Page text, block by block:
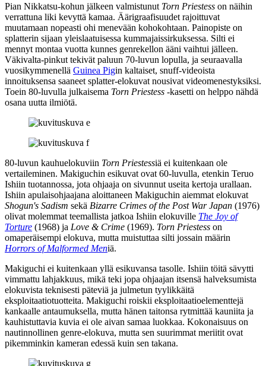
Pian Nikkatsu-kohun jälkeen valmistunut Torn Priestess on näihin
verrattuna liki kevyttä kamaa. Äärigraafisuudet rajoittuvat
muutamaan nopeasti ohi menevään kohokohtaan. Painopiste on
splatterin sijaan yleislaatuisessa kummajaissirkuksessa. Silti ei
mennyt montaa vuotta kunnes genrekellon ääni vaihtui jälleen.
Väkivalta-pinkut tekivät paluun 70‑luvun lopulla, ja seuraavalla
vuosikymmenellä Guinea Pigin kaltaiset, snuff-videoista
innoituksensa saaneet splatter-elokuvat nousivat videomenestyksiksi.
Toein 80‑luvulla julkaisema Torn Priestess ‑kasetti on helppo nähdä
osana uutta ilmiötä.
80‑luvun kauhuelokuviin Torn Priestessiä ei kuitenkaan ole
vertaileminen. Makiguchin esikuvat ovat 60‑luvulla, etenkin Teruo
Ishiin tuotannossa, jota ohjaaja on sivunnut useita kertoja urallaan.
Ishiin apulaisohjaajana aloittaneen Makiguchin aiemmat elokuvat
Shogun's Sadism sekä Bizarre Crimes of the Post War Japan (1976)
olivat molemmat teemallista jatkoa Ishiin elokuville The Joy of
Torture (1968) ja Love & Crime (1969). Torn Priestess on
omaperäisempi elokuva, mutta muistuttaa silti jossain määrin
Horrors of Malformed Meniä.
Makiguchi ei kuitenkaan yllä esikuvansa tasolle. Ishiin töitä sävytti
vimmattu lahjakkuus, mikä teki jopa ohjaajan itsensä halveksumista
elokuvista teknisesti päteviä ja julmetun tyylikkäitä
eksploitaatiotuotteita. Makiguchi roiskii eksploitaatioelementtejä
kankaalle antaumuksella, mutta hänen taitonsa rytmittää kauniita ja
kauhistuttavia kuvia ei ole aivan samaa luokkaa. Kokonaisuus on
nautinnollinen genre-elokuva, mutta sen suurimmat meriitit ovat
pikemminkin kameran edessä kuin sen takana.